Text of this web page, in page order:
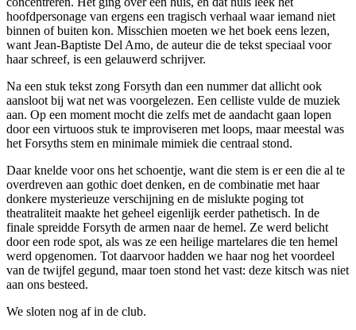
hoofdpersonage van ergens een tragisch verhaal waar iemand niet
binnen of buiten kon. Misschien moeten we het boek eens lezen,
want Jean-Baptiste Del Amo, de auteur die de tekst speciaal voor
haar schreef, is een gelauwerd schrijver.
Na een stuk tekst zong Forsyth dan een nummer dat allicht ook
aansloot bij wat net was voorgelezen. Een celliste vulde de muziek
aan. Op een moment mocht die zelfs met de aandacht gaan lopen
door een virtuoos stuk te improviseren met loops, maar meestal was
het Forsyths stem en minimale mimiek die centraal stond.
Daar knelde voor ons het schoentje, want die stem is er een die al te
overdreven aan gothic doet denken, en de combinatie met haar
donkere mysterieuze verschijning en de mislukte poging tot
theatraliteit maakte het geheel eigenlijk eerder pathetisch. In de
finale spreidde Forsyth de armen naar de hemel. Ze werd belicht
door een rode spot, als was ze een heilige martelares die ten hemel
werd opgenomen. Tot daarvoor hadden we haar nog het voordeel
van de twijfel gegund, maar toen stond het vast: deze kitsch was niet
aan ons besteed.
We sloten nog af in de club.